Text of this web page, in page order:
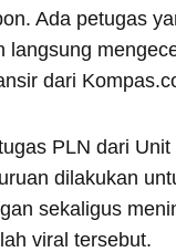
Ada petugas
langsung
dari
PLN dari Unit
dilakukan
sekaligus
viral tersebut.